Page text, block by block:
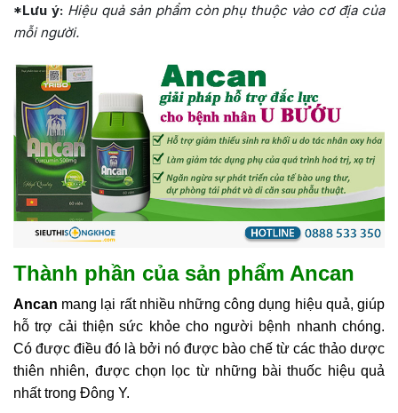
*Lưu ý:Hiệu quả sản phẩm còn phụ thuộc vào cơ địa của
mỗi người.
Thành phần của sản phẩm Ancan
Ancan mang lại rất nhiều những công dụng hiệu quả, giúp
hỗ trợ cải thiện sức khỏe cho người bệnh nhanh chóng.
Có được điều đó là bởi nó được bào chế từ các thảo dược
thiên nhiên, được chọn lọc từ những bài thuốc hiệu quả
nhất trong Đông Y.